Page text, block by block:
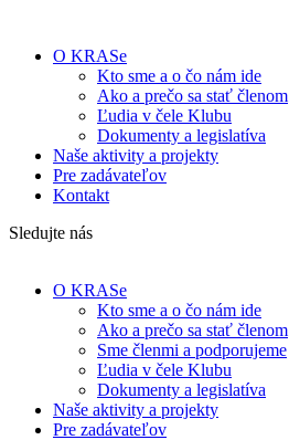
O KRASe
Kto sme a o čo nám ide
Ako a prečo sa stať členom
Ľudia v čele Klubu
Dokumenty a legislatíva
Naše aktivity a projekty
Pre zadávateľov
Kontakt
Sledujte nás
O KRASe
Kto sme a o čo nám ide
Ako a prečo sa stať členom
Sme členmi a podporujeme
Ľudia v čele Klubu
Dokumenty a legislatíva
Naše aktivity a projekty
Pre zadávateľov